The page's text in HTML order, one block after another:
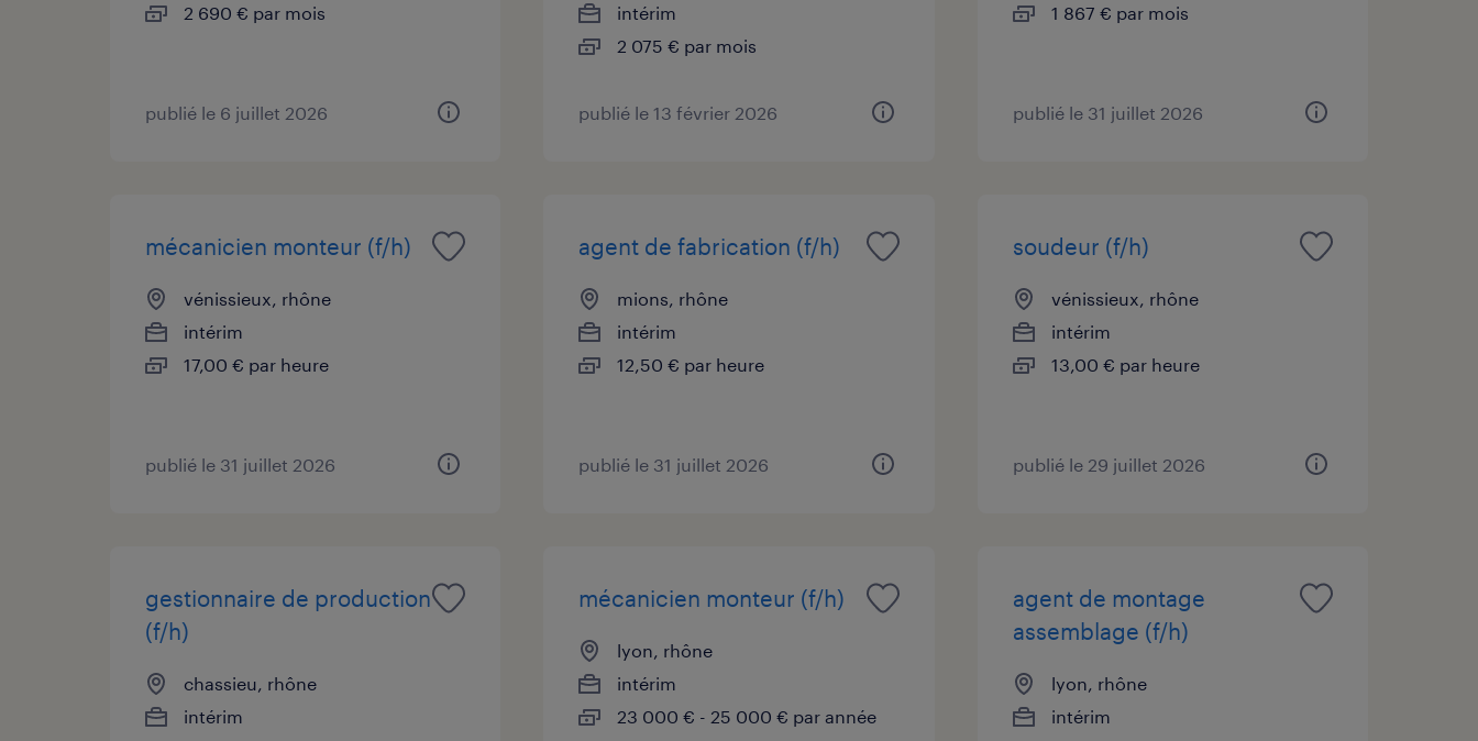
2 690 € par mois
publié le 6 juillet 2026
intérim
2 075 € par mois
publié le 13 février 2026
1 867 € par mois
publié le 31 juillet 2026
mécanicien monteur (f/h)
vénissieux, rhône
intérim
17,00 € par heure
publié le 31 juillet 2026
agent de fabrication (f/h)
mions, rhône
intérim
12,50 € par heure
publié le 31 juillet 2026
soudeur (f/h)
vénissieux, rhône
intérim
13,00 € par heure
publié le 29 juillet 2026
gestionnaire de production
(f/h)
chassieu, rhône
intérim
mécanicien monteur (f/h)
lyon, rhône
intérim
23 000 € - 25 000 € par année
agent de montage
assemblage (f/h)
lyon, rhône
intérim